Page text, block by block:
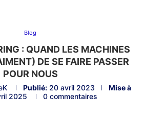
Blog
: QUAND LES MACHINES
DE SE FAIRE PASSER
POUR NOUS
Publié: 20 avril 2023
Mise à
2025 0 commentaires